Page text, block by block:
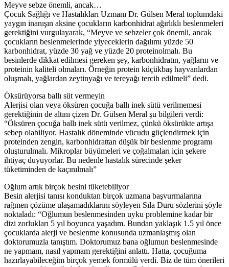
Meyve sebze önemli, ancak…
Çocuk Sağlığı ve Hastalıkları Uzmanı Dr. Gülsen Meral toplumdaki
yaygın inanışın aksine çocukların karbonhidrat ağırlıklı beslenmeleri
gerektiğini vurgulayarak, “Meyve ve sebzeler çok önemli, ancak
çocukların beslenmelerinde yiyeceklerin dağılımı yüzde 50
karbonhidrat, yüzde 30 yağ ve yüzde 20 proteinolmalı. Bu
besinlerde dikkat edilmesi gereken şey, karbonhidratın, yağların ve
proteinin kaliteli olmaları. Örneğin protein küçükbaş hayvanlardan
oluşmalı, yağlardan zeytinyağı ve tereyağı tercih edilmeli” dedi.
Öksürüyorsa ballı süt vermeyin
Alerjisi olan veya öksüren çocuğa ballı inek sütü verilmemesi
gerektiğinin de altını çizen Dr. Gülsen Meral şu bilgileri verdi:
“Öksüren çocuğa ballı inek sütü verilmez, çünkü öksürükte artışa
sebep olabiliyor. Hastalık döneminde vücudu güçlendirmek için
proteinden zengin, karbonhidrattan düşük bir beslenme programı
oluşturulmalı. Mikroplar büyümeleri ve çoğalmaları için şekere
ihtiyaç duyuyorlar. Bu nedenle hastalık sürecinde şeker
tüketiminden de kaçınılmalı”
Oğlum artık birçok besini tüketebiliyor
Besin alerjisi tanısı konduktan birçok uzmana başvurmalarına
rağmen çözüme ulaşamadıklarını söyleyen Sıla Duru sözlerini şöyle
noktaladı: “Oğlumun beslenmesinden uyku problemine kadar bir
dizi zorlukları 5 yıl boyunca yaşadım. Bundan yaklaşık 1.5 yıl önce
çocuklarda alerji ve beslenme konusunda uzmanlaşmış olan
doktorumuzla tanıştım. Doktorumuz bana oğlumun beslenmesinde
ne yapmam, nasıl yapmam gerektiğini anlattı. Hatta, çocuğuma
hazırlayabileceğim birçok yemek formülü verdi. Biz de tüm önerileri